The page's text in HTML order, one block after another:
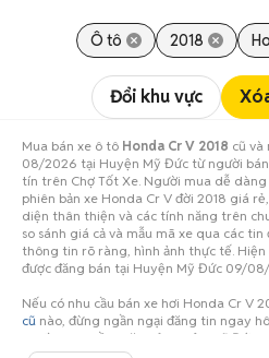
Ô tô 2018
Đổi khu vực
Mua bán xe ô tô Honda Cr V 2018 cũ và
08/2026 tại Huyện Mỹ Đức từ người
tín trên Chợ Tốt Xe. Người mua dễ
phiên bản xe Honda Cr V đời 2018 giá
diện thân thiện và các tính năng trên
so sánh giá cả và mẫu mã xe qua các
thông tin rõ ràng, hình ảnh thực tế.
được đăng bán tại Huyện Mỹ Đức 09/
Nếu có nhu cầu bán xe hơi Honda Cr V
cũ nào, đừng ngần ngại đăng tin ngay
người mua tiềm năng ở Huyện Mỹ Đức!